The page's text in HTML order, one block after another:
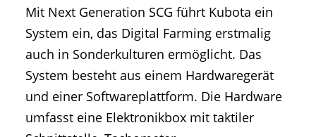
Mit Next Generation SCG führt Kubota ein
System ein, das Digital Farming erstmalig
auch in Sonderkulturen ermöglicht. Das
System besteht aus einem Hardwaregerät
und einer Softwareplattform. Die Hardware
umfasst eine Elektronikbox mit taktiler